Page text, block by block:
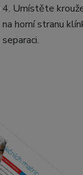
4. Umístěte
na horní stranu
separaci.